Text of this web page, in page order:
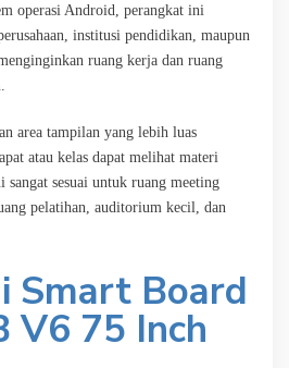
operasi Android, perangkat ini
institusi pendidikan, maupun
ruang kerja dan ruang
area tampilan yang lebih luas
atau kelas dapat melihat materi
sangat sesuai untuk ruang meeting
pelatihan, auditorium kecil, dan
Smart Board
V6 75 Inch